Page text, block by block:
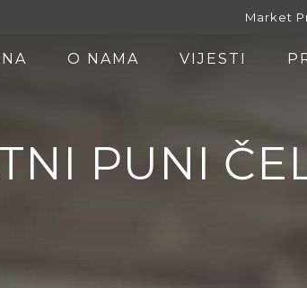
Market
O NAMA VIJESTI
PUNI